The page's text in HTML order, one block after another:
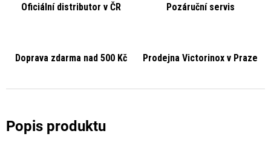
Oficiální distributor v ČR Pozáruční servis
Doprava zdarma nad 500 Kč Prodejna Victorinox v Praze